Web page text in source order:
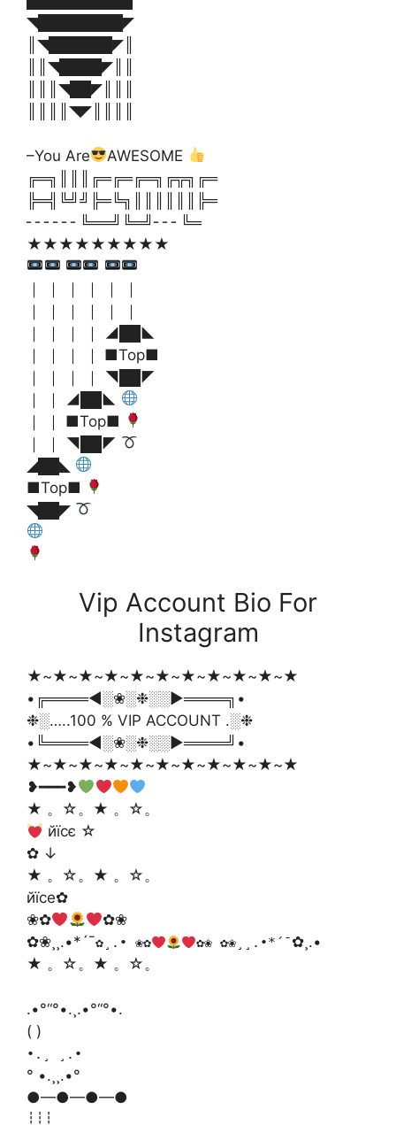
◥████████◤
║◥██████◤║
║║◥████◤║║
║║║◥██◤║║║
║║║║◥◤║║║║
–You Are
AWESOME
╔═╗║║║╔═╔═╔═╗╔╦╗╔═
╠═╣╚╝╝╠═╚╗║║║║║║╠═
╴╴╴╴╴╴╚══╝╚═╝╴╴╴╚═
★★★★★★★★★
｜ ｜ ｜ ｜ ｜ ｜
｜ ｜ ｜ ｜ ｜ ｜
｜ ｜ ｜ ｜ ◢██◣
｜ ｜ ｜ ｜ ■Top■
｜ ｜ ｜ ｜ ◥██◤
｜ ｜ ◢██◣
｜ ｜ ■Top■
｜ ｜ ◥██◤
◢██◣
■Top■
◥██◤
Vip Account Bio For
Instagram
★~★~★~★~★~★~★~★~★~★~★
•╔════◄░❀░❉░░►════╗•
❉░…..100 % VIP ACCOUNT .░❉
•╚════◄░❀░❉░░►════╝•
★~★~★~★~★~★~★~★~★~★~★
❥━━━❥
★ 。☆。★ 。☆。
йїсє ☆
✿ ↓
★ 。☆。★ 。☆。
йїсe✿
❀✿
✿❀
✿❀¸¸.•*´¯✿¸.• ❀✿ ✿❀ ✿❀¸¸.•*´¯✿¸.•
★ 。☆。★ 。☆。
.•°“°•.¸.•°“°•.
( )
•.¸ ¸.•
° •.¸¸.•°
●—●—●—●
┊┊┊